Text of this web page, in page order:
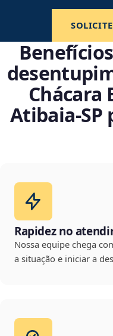
Chácara
Rapidez no
Nossa equipe chega
a situação e iniciar a